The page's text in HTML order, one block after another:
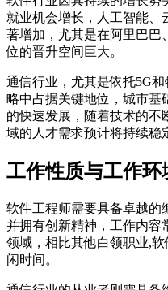
就业机会增长，人工智能、
著增加，尤其是在阿里巴巴
位的晋升空间巨大。
通信行业，尤其是依托5G
略中占据关键地位，城市基
的快速发展，随着技术的不
域的人才需求预计将持续稳
工作性质与工作环
软件工程师需要具备卓越的
并拥有创新精神，工作内容
领域，相比其他白领职业,
闲时间。